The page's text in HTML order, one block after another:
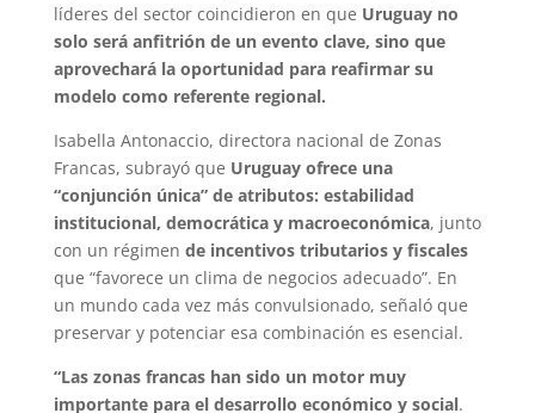
líderes del sector coincidieron en que Uruguay no
solo será anfitrión de un evento clave, sino que
aprovechará la oportunidad para reafirmar su
modelo como referente regional.
Isabella Antonaccio, directora nacional de Zonas
Francas, subrayó que Uruguay ofrece una
“conjunción única” de atributos: estabilidad
institucional, democrática y macroeconómica, junto
con un régimen de incentivos tributarios y fiscales
que “favorece un clima de negocios adecuado”. En
un mundo cada vez más convulsionado, señaló que
preservar y potenciar esa combinación es esencial.
“Las zonas francas han sido un motor muy
importante para el desarrollo económico y social.